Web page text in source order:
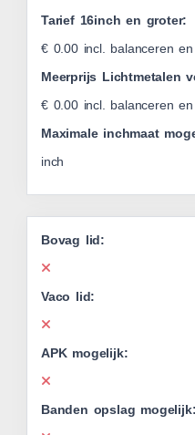
Tarief 16inch en groter:
€ 0.00 incl. balanceren
Meerprijs Lichtmetalen
€ 0.00 incl. balanceren
Maximale inchmaat
inch
Bovag lid:
Vaco lid:
APK mogelijk:
Banden opslag mogelijk: